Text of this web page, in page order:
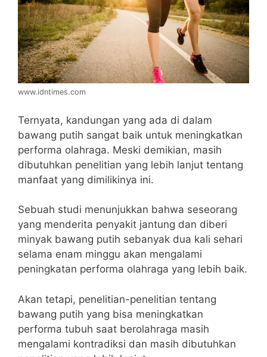
www.idntimes.com
Ternyata, kandungan yang ada di dalam
bawang putih sangat baik untuk meningkatkan
performa olahraga. Meski demikian, masih
dibutuhkan penelitian yang lebih lanjut tentang
manfaat yang dimilikinya ini.
Sebuah studi menunjukkan bahwa seseorang
yang menderita penyakit jantung dan diberi
minyak bawang putih sebanyak dua kali sehari
selama enam minggu akan mengalami
peningkatan performa olahraga yang lebih baik.
Akan tetapi, penelitian-penelitian tentang
bawang putih yang bisa meningkatkan
performa tubuh saat berolahraga masih
mengalami kontradiksi dan masih dibutuhkan